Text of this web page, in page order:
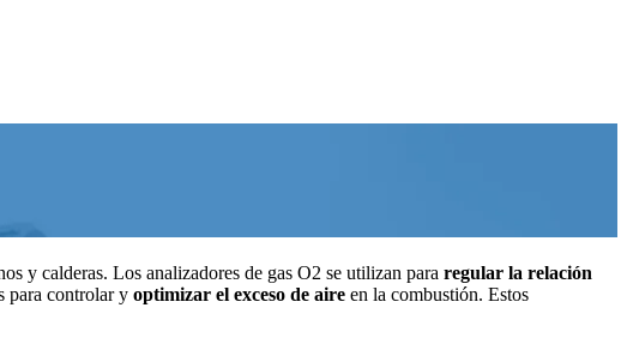
y calderas. Los analizadores de gas O2 se utilizan para regular la relación
para controlar y optimizar el exceso de aire en la combustión. Estos